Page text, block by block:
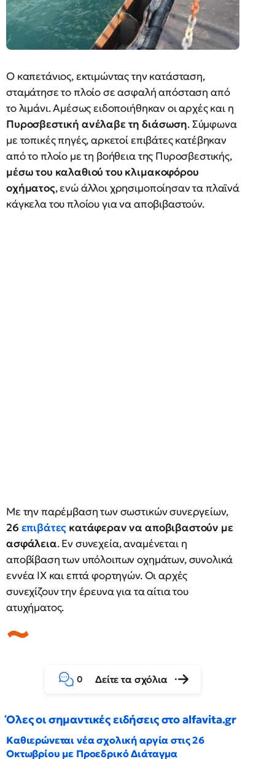
Ο καπετάνιος, εκτιμώντας την κατάσταση,
σταμάτησε το πλοίο σε ασφαλή απόσταση από
το λιμάνι. Αμέσως ειδοποιήθηκαν οι αρχές και η
Πυροσβεστική ανέλαβε τη διάσωση. Σύμφωνα
με τοπικές πηγές, αρκετοί επιβάτες κατέβηκαν
από το πλοίο με τη βοήθεια της Πυροσβεστικής,
μέσω του καλαθιού του κλιμακοφόρου
οχήματος, ενώ άλλοι χρησιμοποίησαν τα πλαϊνά
κάγκελα του πλοίου για να αποβιβαστούν.
Με την παρέμβαση των σωστικών συνεργείων,
26 επιβάτες κατάφεραν να αποβιβαστούν με
ασφάλεια. Εν συνεχεία, αναμένεται η
αποβίβαση των υπόλοιπων οχημάτων, συνολικά
εννέα ΙΧ και επτά φορτηγών. Οι αρχές
συνεχίζουν την έρευνα για τα αίτια του
ατυχήματος.
0 Δείτε τα σχόλια
Όλες οι σημαντικές ειδήσεις στο alfavita.gr
Καθιερώνεται νέα σχολική αργία στις 26
Οκτωβρίου με Προεδρικό Διάταγμα